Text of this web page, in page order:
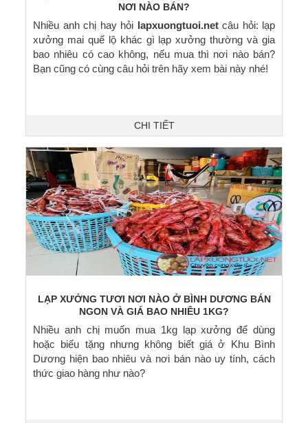
NƠI NÀO BÁN?
Nhiều anh chị hay hỏi lapxuongtuoi.net câu hỏi: lạp
xưởng mai quế lộ khác gì lạp xưởng thường và gia
bao nhiêu có cao không, nếu mua thì nơi nào bán?
Bạn cũng có cùng câu hỏi trên hãy xem bài này nhé!
CHI TIẾT
LẠP XƯỞNG TƯƠI NƠI NÀO Ở BÌNH DƯƠNG BÁN
NGON VÀ GIÁ BAO NHIÊU 1KG?
Nhiều anh chị muốn mua 1kg lạp xưởng để dùng
hoặc biếu tặng nhưng không biết giá ở Khu Bình
Dương hiện bao nhiêu và nơi bán nào uy tính, cách
thức giao hàng như nào?